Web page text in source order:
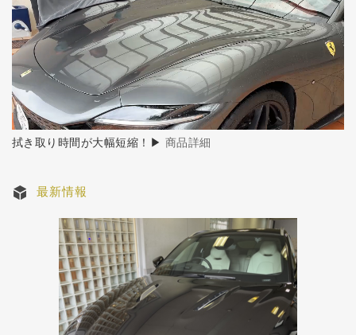
拭き取り時間が大幅短縮！▶ 商品詳細
最新情報